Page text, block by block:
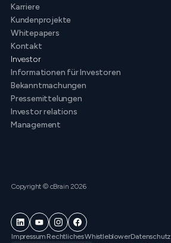
Karriere
Kundenprojekte
Whitepapers
Kontakt
Investor
Informationen für Investoren
Bekanntmachungen
Pressemittelungen
Investor relations
Management
Copyright © cBrain 2026
Impressum RechtlichesWhistleblower